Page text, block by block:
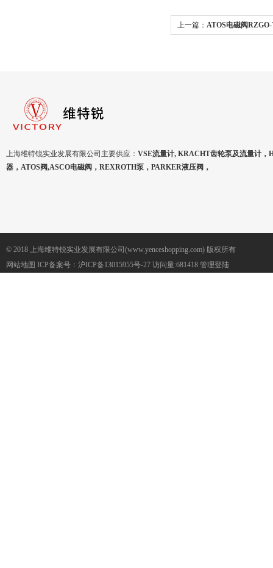
上一篇： ATOS电磁阀
上海维特锐实业发展有限公司主要供应： VSE流量计, KRACHT齿轮泵及流量计，
器，ATOS阀,ASCO电磁阀，REXROTH泵，PARKER液压阀，
© 2018 上海维特锐实业发展有限公司(www.yenceshopping.com) 版权所有
网站地图 ICP备案号： 沪ICP备13015955号-27 访问量:681418 管理登陆